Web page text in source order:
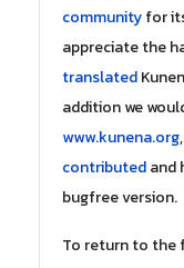
communityfor
appreciate the
translated
addition we
www.kunena.org
contributedand
bugfree version.
To return to the